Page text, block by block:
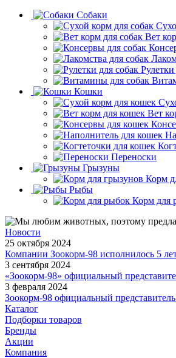
Собаки
Вет
Кошки
Вет
Переноски
Грызуны
Корм
Рыбы
Корм для
Новости
25 октября 2024
Компании Зоокорм-98 исполнилось 5
3 сентября 2024
«Зоокорм-98» официальный
3 февраля 2024
Зоокорм-98 официальный
Каталог
Подборки товаров
Бренды
Акции
Компания